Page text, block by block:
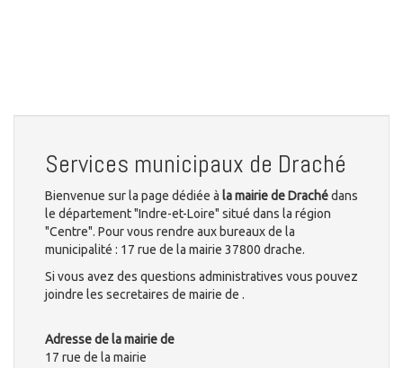
Services municipaux de Draché
Bienvenue sur la page dédiée à la mairie de Drachédans
le département "Indre-et-Loire" situé dans la région
"Centre". Pour vous rendre aux bureaux de la
municipalité : 17 rue de la mairie 37800 drache.
Si vous avez des questions administratives vous pouvez
joindre les secretaires de mairie de .
Adresse de la mairie de
17 rue de la mairie